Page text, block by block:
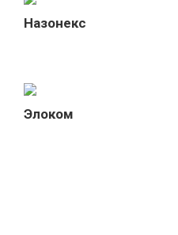
Назонекс
Элоком